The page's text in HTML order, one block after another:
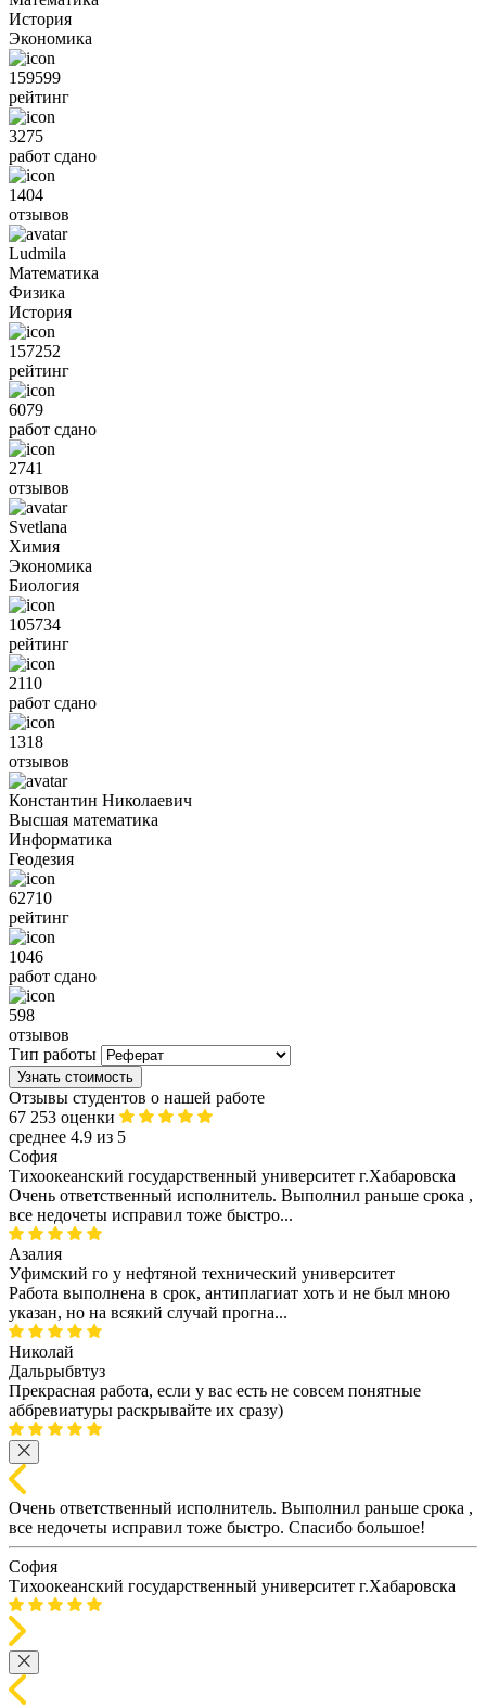
История
Экономика
159599
рейтинг
3275
работ сдано
1404
отзывов
Ludmila
Математика
Физика
История
157252
рейтинг
6079
работ сдано
2741
отзывов
Svetlana
Химия
Экономика
Биология
105734
рейтинг
2110
работ сдано
1318
отзывов
Константин Николаевич
Высшая математика
Информатика
Геодезия
62710
рейтинг
1046
работ сдано
598
отзывов
Тип работы
Узнать стоимость
Отзывы студентов о нашей работе
67 253 оценки
среднее 4.9 из 5
София
Тихоокеанский государственный университет г.Хабаровска
Очень ответственный исполнитель. Выполнил раньше срока ,
все недочеты исправил тоже быстро...
Азалия
Уфимский го у нефтяной технический университет
Работа выполнена в срок, антиплагиат хоть и не был мною
указан, но на всякий случай прогна...
Николай
Дальрыбвтуз
Прекрасная работа, если у вас есть не совсем понятные
аббревиатуры раскрывайте их сразу)
Очень ответственный исполнитель. Выполнил раньше срока ,
все недочеты исправил тоже быстро. Спасибо большое!
София
Тихоокеанский государственный университет г.Хабаровска